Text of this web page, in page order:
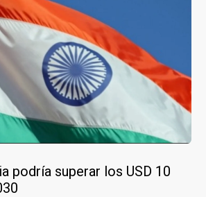
podría superar los USD 10